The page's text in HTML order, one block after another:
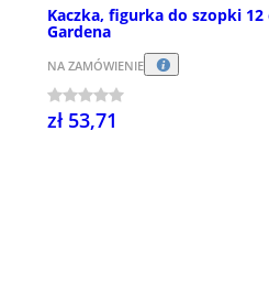
Kaczka, figurka do szopki
Gardena
NA ZAMÓWIENIE
zł 53,71